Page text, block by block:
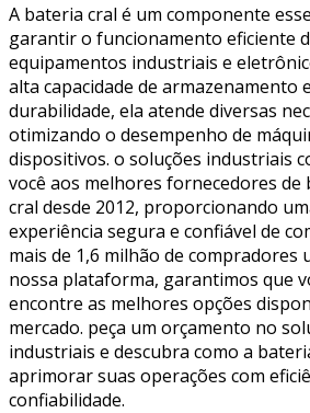
A bateria cral é um componente
garantir o funcionamento eficiente
equipamentos industriais e
alta capacidade de armazenamento
durabilidade, ela atende diversas
otimizando o desempenho de
dispositivos. o soluções industriais
você aos melhores fornecedores de
cral desde 2012, proporcionando
experiência segura e confiável de
mais de 1,6 milhão de compradores
nossa plataforma, garantimos que
encontre as melhores opções
mercado. peça um orçamento no
industriais e descubra como a
aprimorar suas operações com
confiabilidade.